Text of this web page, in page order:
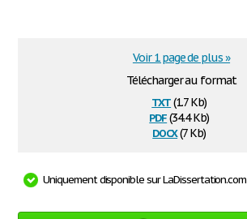
Télécharger au format
txt(1.7 Kb)
pdf(34.4 Kb)
docx(7 Kb)
Voir 1 page de plus »
Uniquement disponible sur LaDissertation.com